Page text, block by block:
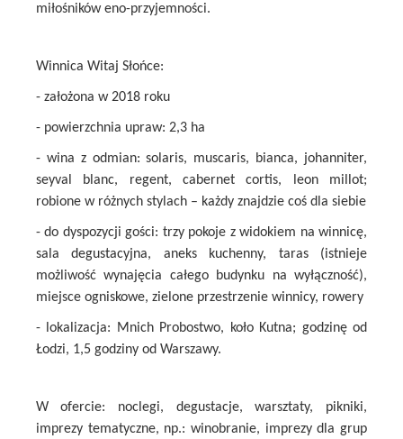
miłośników eno-przyjemności.
Winnica Witaj Słońce:
- założona w 2018 roku
- powierzchnia upraw: 2,3 ha
- wina z odmian: solaris, muscaris, bianca, johanniter,
seyval blanc, regent, cabernet cortis, leon millot;
robione w różnych stylach – każdy znajdzie coś dla siebie
- do dyspozycji gości: trzy pokoje z widokiem na winnicę,
sala degustacyjna, aneks kuchenny, taras (istnieje
możliwość wynajęcia całego budynku na wyłączność),
miejsce ogniskowe, zielone przestrzenie winnicy, rowery
- lokalizacja: Mnich Probostwo, koło Kutna; godzinę od
Łodzi, 1,5 godziny od Warszawy.
W ofercie: noclegi, degustacje, warsztaty, pikniki,
imprezy tematyczne, np.: winobranie, imprezy dla grup